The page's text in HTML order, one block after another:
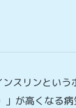
スリンとい
」が高くなる